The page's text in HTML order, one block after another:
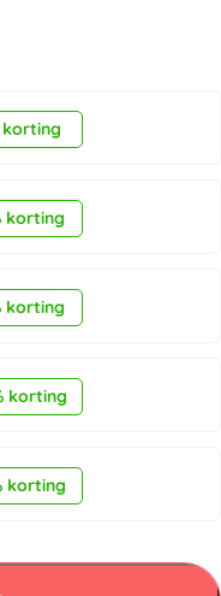
korting
korting
korting
korting
korting